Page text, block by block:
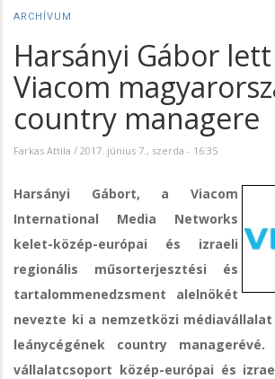
ARCHÍVUM
Harsányi Gábor
Viacom
country managere
Farkas Attila / 2017. június 7., szerda - 16:35
Harsányi Gábort, a Viacom
International Media Networks
kelet-közép-európai és izraeli
regionális műsorterjesztési és
tartalommenedzsment alelnökét
nevezte ki a nemzetközi
leánycégének country
vállalatcsoport közép-európai és